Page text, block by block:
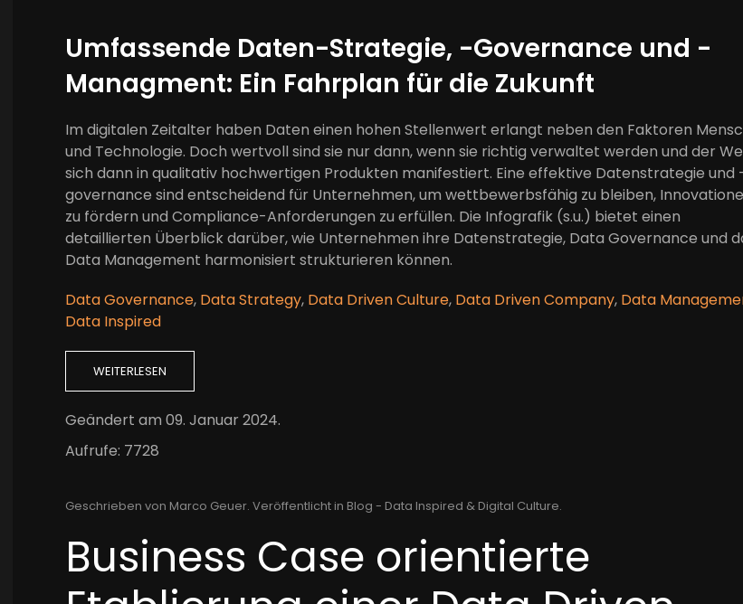
Umfassende Daten-Strategie, -Governance und -
Managment: Ein Fahrplan für die Zukunft
Im digitalen Zeitalter haben Daten einen hohen Stellenwert erlangt neben den Faktoren
und Technologie. Doch wertvoll sind sie nur dann, wenn sie richtig verwaltet werden und der
sich dann in qualitativ hochwertigen Produkten manifestiert. Eine effektive Datenstrategie und
governance sind entscheidend für Unternehmen, um wettbewerbsfähig zu bleiben,
zu fördern und Compliance-Anforderungen zu erfüllen. Die Infografik (s.u.) bietet einen
detaillierten Überblick darüber, wie Unternehmen ihre Datenstrategie, Data Governance und
Data Management harmonisiert strukturieren können.
Data Governance, Data Strategy, Data Driven Culture, Data Driven Company, Data
Data Inspired
WEITERLESEN
Geändert am 09. Januar 2024.
Aufrufe: 7728
Geschrieben von Marco Geuer. Veröffentlicht in Blog - Data Inspired & Digital Culture.
Business Case orientierte